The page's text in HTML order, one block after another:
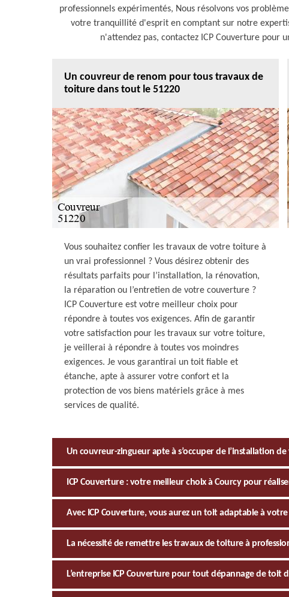
professionnels expérimentés, Nous résolvons vos
votre tranquillité d'esprit en comptant sur notre
n'attendez pas, contactez ICP Couverture
Un couvreur de renom pour tous travaux de
toiture dans tout le 51220
Vous souhaitez confier les travaux de votre toiture à
un vrai professionnel ? Vous désirez obtenir des
résultats parfaits pour l’installation, la rénovation,
la réparation ou l’entretien de votre couverture ?
ICP Couverture est votre meilleur choix pour
répondre à toutes vos exigences. Afin de garantir
votre satisfaction pour les travaux sur votre toiture,
je veillerai à répondre à toutes vos moindres
exigences. Je vous garantirai un toit fiable et
étanche, apte à assurer votre confort et la
protection de vos biens matériels grâce à mes
services de qualité.
Un couvreur-zingueur apte à s’occuper de l’installation
ICP Couverture : votre meilleur choix à Courcy pour
Avec ICP Couverture, vous aurez un toit adaptable à
La nécessité de remettre les travaux de toiture à
L’entreprise ICP Couverture pour tout dépannage de toit